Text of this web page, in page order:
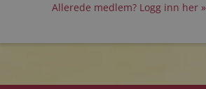
Allerede medlem? Logg inn her »